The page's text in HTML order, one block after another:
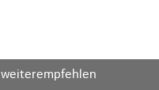
weiterempfehlen